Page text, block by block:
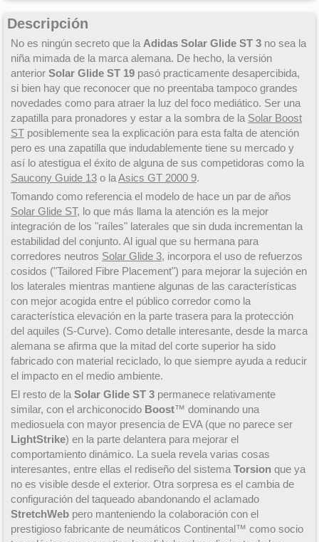
Descripción
No es ningún secreto que la Adidas Solar Glide ST 3 no sea la
niña mimada de la marca alemana. De hecho, la versión
anterior Solar Glide ST 19 pasó practicamente desapercibida,
si bien hay que reconocer que no preentaba tampoco grandes
novedades como para atraer la luz del foco mediático. Ser una
zapatilla para pronadores y estar a la sombra de la Solar Boost
ST posiblemente sea la explicación para esta falta de atención
pero es una zapatilla que indudablemente tiene su mercado y
así lo atestigua el éxito de alguna de sus competidoras como la
Saucony Guide 13 o laAsics GT 2000 9.
Tomando como referencia el modelo de hace un par de años
Solar Glide ST, lo que más llama la atención es la mejor
integración de los "raíles" laterales que sin duda incrementan la
estabilidad del conjunto. Al igual que su hermana para
corredores neutros Solar Glide 3, incorpora el uso de refuerzos
cosidos ("Tailored Fibre Placement") para mejorar la sujeción en
los laterales mientras mantiene algunas de las características
con mejor acogida entre el público corredor como la
característica elevación en la parte trasera para la protección
del aquiles (S-Curve). Como detalle interesante, desde la marca
alemana se afirma que la mitad del corte superior ha sido
fabricado con material reciclado, lo que siempre ayuda a reducir
el impacto en el medio ambiente.
El resto de la Solar Glide ST 3 permanece relativamente
similar, con el archiconocido Boost™ dominando una
mediosuela con mayor presencia de EVA (que no parece ser
LightStrike) en la parte delantera para mejorar el
comportamiento dinámico. La suela revela varias cosas
interesantes, entre ellas el rediseño del sistema Torsion que ya
no es visible desde el exterior. Otra sorpresa es el cambia de
configuración del taqueado abandonando el aclamado
StretchWeb pero manteniendo la colaboración con el
prestigioso fabricante de neumáticos Continental™ como socio